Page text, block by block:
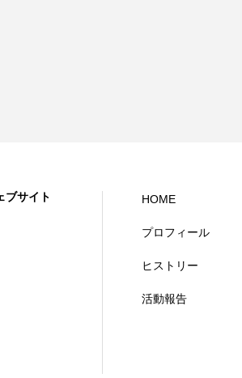
HOME
プロフィール
ヒストリー
活動報告